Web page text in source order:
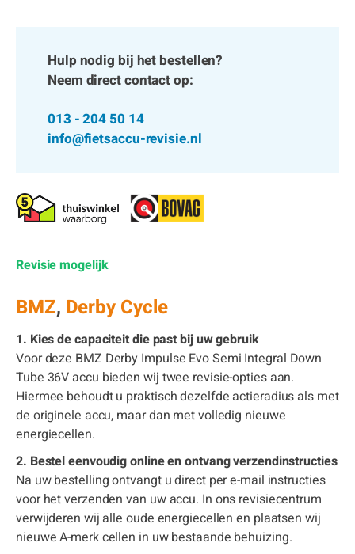
Hulp nodig bij het bestellen?
Neem direct contact op:
013 - 204 50 14
info@fietsaccu-revisie.nl
Revisie mogelijk
BMZ, Derby Cycle
1. Kies de capaciteit die past bij uw gebruik
Voor deze BMZ Derby Impulse Evo Semi Integral Down
Tube 36V accu bieden wij twee revisie-opties aan.
Hiermee behoudt u praktisch dezelfde actieradius als met
de originele accu, maar dan met volledig nieuwe
energiecellen.
2. Bestel eenvoudig online en ontvang verzendinstructies
Na uw bestelling ontvangt u direct per e-mail instructies
voor het verzenden van uw accu. In ons revisiecentrum
verwijderen wij alle oude energiecellen en plaatsen wij
nieuwe A-merk cellen in uw bestaande behuizing.